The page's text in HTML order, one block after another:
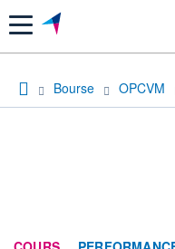
Menu
Bourse OPCVM